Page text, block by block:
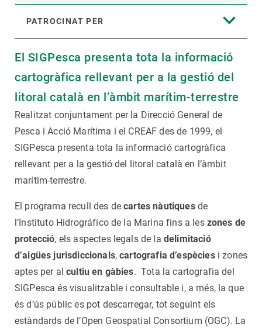
PATROCINAT PER
El SIGPesca presenta tota la informació
cartogràfica rellevant per a la gestió del
litoral català en l’àmbit marítim-terrestre
Realitzat conjuntament per la Direcció General de
Pesca i Acció Marítima i el CREAF des de 1999, el
SIGPesca presenta tota la informació cartogràfica
rellevant per a la gestió del litoral català en l’àmbit
marítim-terrestre.
El programa recull des decartes nàutiquesde
l’Instituto Hidrográfico de la Marina fins a les zones de
protecció, els aspectes legals de la delimitació
d’aigües jurisdiccionals,cartografia d’espèciesi zones
aptes per alcultiu en gàbies. Tota la cartografia del
SIGPesca és visualitzable i consultable i, a més, la que
és d’ús públic es pot descarregar, tot seguint els
estàndards de l’Open Geospatial Consortium (OGC). La